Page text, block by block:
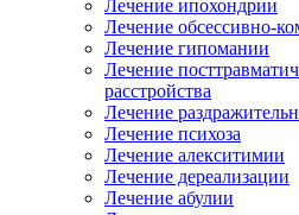
Лечение ипохондрии
Лечение обсессивно-
Лечение гипомании
Лечение
расстройства
Лечение
Лечение психоза
Лечение алекситимии
Лечение дереализации
Лечение абулии